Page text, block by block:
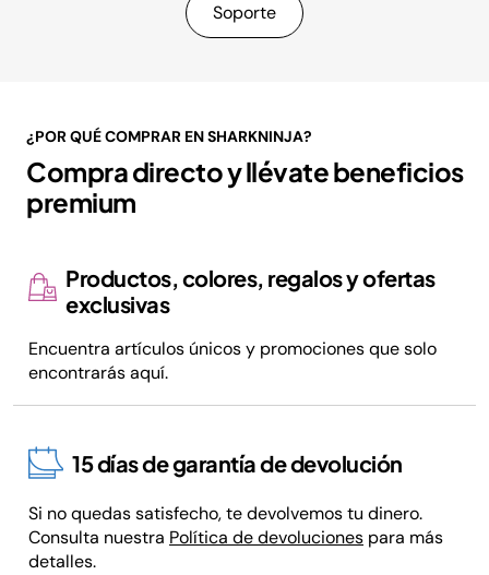
Soporte
¿POR QUÉ COMPRAR EN SHARKNINJA?
Compra directo y llévate beneficios
premium
Productos, colores, regalos y ofertas
exclusivas
Encuentra artículos únicos y promociones que solo
encontrarás aquí.
15 días de garantía de devolución
Si no quedas satisfecho, te devolvemos tu dinero.
Consulta nuestra Política de devoluciones para más
detalles.